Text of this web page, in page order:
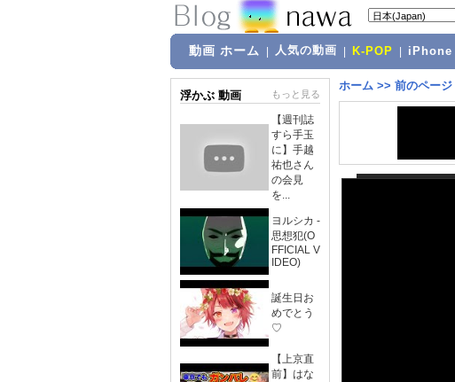
動画 ホーム 人気の動画 K-POP iPhone
浮かぶ 動画 もっと見る
【週刊誌
すら手玉
に】手越
祐也さん
の会見
を...
ヨルシカ -
思想犯(O
FFICIAL V
IDEO)
誕生日お
めでとう
♡
【上京直
前】はな
ホーム >> 前のページ